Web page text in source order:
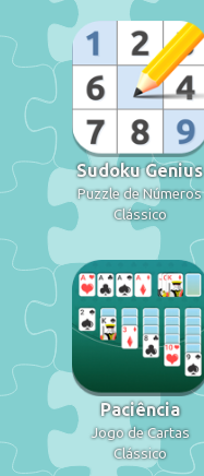
Sudoku Genius
Puzzle de Números
Clássico
Paciência
Jogo de Cartas
Clássico